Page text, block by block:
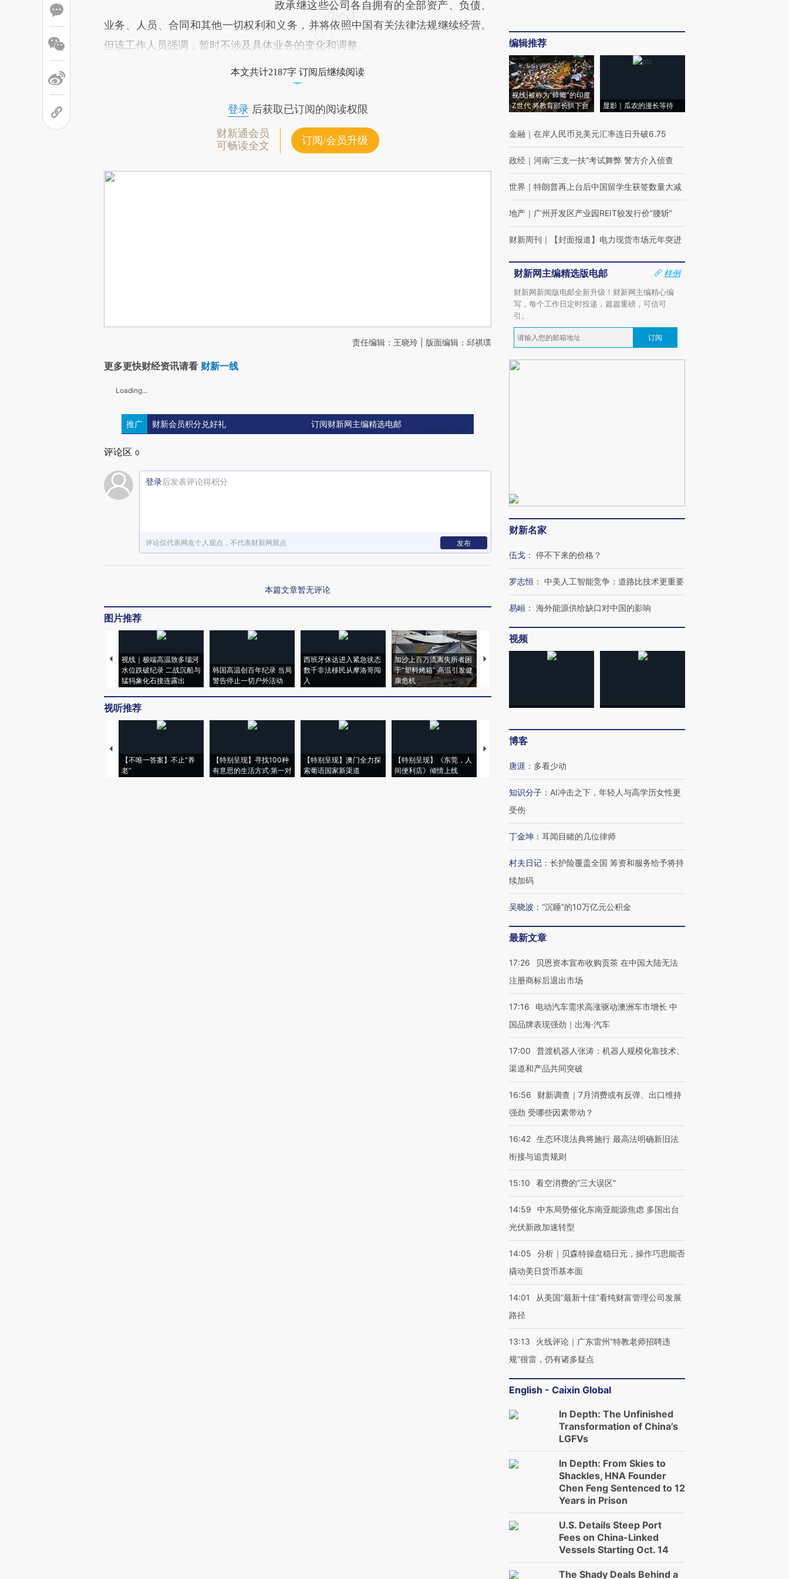
政承继这些公司各自拥有的全部资产、负债、
业务、人员、合同和其他一切权利和义务，并将依照中国有关法律法规继续经营。
但该工作人员强调，暂时不涉及具体业务的变化和调整。
本文共计2187字 订阅后继续阅读
登录后获取已订阅的阅读权限
财新通会员
可畅读全文
订阅/会员升级
责任编辑：王晓玲 | 版面编辑：邱祺璞
更多更快财经资讯请看 财新一线
Loading...
推广 财新会员积分兑好礼 订阅财新网主编精选电邮
评论区 0
登录后发表评论得积分
评论仅代表网友个人观点，不代表财新网观点 发布
本篇文章暂无评论
图片推荐
视线｜极端高温致多瑙河
水位跌破纪录 二战沉船与
猛犸象化石接连露出
韩国高温创百年纪录 当局
警告停止一切户外活动
西班牙休达进入紧急状态
数千非法移民从摩洛哥闯
入
加沙上百万流离失所者困
于“塑料烤箱” 高温引发健
康危机
马航飞行员跨国走私7万
视线｜HYROX的吸金
视听推荐
【不唯一答案】不止“养
老”
【特别呈现】寻找100种
有意思的生活方式·第一对
【特别呈现】澳门全力探
索葡语国家新渠道
【特别呈现】《东莞，人
间便利店》倾情上线
【推广】走进第四届链博
会，让数智科技“链”接产
编辑推荐
视线|被称为“蟑螂”的印度
Z世代 将教育部长拱下台
显影｜瓜农的漫长等待
金融 ｜ 在岸人民币兑美元汇率连日升破6.75
政经 ｜ 河南“三支一扶”考试舞弊 警方介入侦查
世界 ｜ 特朗普再上台后中国留学生获签数量大减
地产 ｜ 广州开发区产业园REIT较发行价“腰斩”
财新周刊 ｜ 【封面报道】电力现货市场元年突进
财新网主编精选版电邮
样例
财新网新闻版电邮全新升级！财新网主编精心编
写，每个工作日定时投递，篇篇重磅，可信可
引。
订阅
财新名家
伍戈 ： 停不下来的价格？
罗志恒 ： 中美人工智能竞争：道路比技术更重要
易峘 ： 海外能源供给缺口对中国的影响
视频
博客
唐涯 ： 多看少动
知识分子 ： AI冲击之下，年轻人与高学历女性更
受伤
丁金坤 ： 耳闻目睹的几位律师
村夫日记 ： 长护险覆盖全国 筹资和服务给予将持
续加码
吴晓波 ： “沉睡”的10万亿元公积金
最新文章
17:26
贝恩资本宣布收购贡茶 在中国大陆无法
注册商标后退出市场
17:16
电动汽车需求高涨驱动澳洲车市增长 中
国品牌表现强劲｜出海·汽车
17:00
普渡机器人张涛：机器人规模化靠技术、
渠道和产品共同突破
16:56
财新调查｜7月消费或有反弹、出口维持
强劲 受哪些因素带动？
16:42 生态环境法典将施行 最高法明确新旧法
衔接与追责规则
15:10 看空消费的“三大误区”
14:59
中东局势催化东南亚能源焦虑 多国出台
光伏新政加速转型
14:05
分析｜贝森特操盘稳日元，操作巧思能否
撬动美日货币基本面
14:01
从美国“最新十佳”看纯财富管理公司发展
路径
13:13
火线评论｜广东雷州“特教老师招聘违
规”很雷，仍有诸多疑点
English - Caixin Global
In Depth: The Unfinished
Transformation of China’s
LGFVs
In Depth: From Skies to
Shackles, HNA Founder
Chen Feng Sentenced to 12
Years in Prison
U.S. Details Steep Port
Fees on China-Linked
Vessels Starting Oct. 14
The Shady Deals Behind a